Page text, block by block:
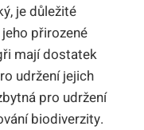
je důležité
přirozené
mají dostatek
udržení jejich
pro udržení
biodiverzity.